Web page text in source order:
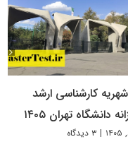
شهریه کارشناسی ارشد
دانشگاه تهران ۱۴۰۵
| ۳ دیدگاه